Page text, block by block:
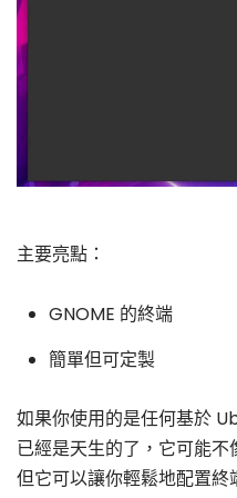
主要亮點：
GNOME 的終端
簡單但可定製
如果你使用的是任何基於
已經是天生的了，它可能
但它可以讓你輕鬆地配置